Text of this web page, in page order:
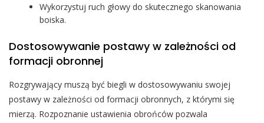
Wykorzystuj ruch głowy do skutecznego skanowania
boiska.
Dostosowywanie postawy w zależności od
formacji obronnej
Rozgrywający muszą być biegli w dostosowywaniu swojej
postawy w zależności od formacji obronnych, z którymi się
mierzą. Rozpoznanie ustawienia obrońców pozwala